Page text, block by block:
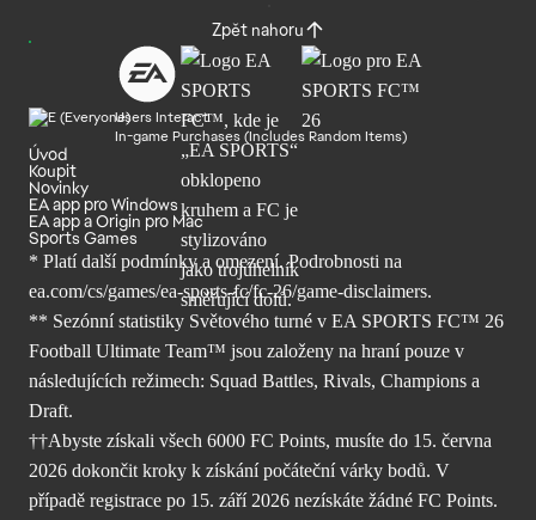
Zpět nahoru
Users Interact
In-game Purchases (Includes Random Items)
Úvod
Koupit
Novinky
EA app pro Windows
EA app a Origin pro Mac
Sports Games
* Platí další podmínky a omezení. Podrobnosti na
ea.com/cs/games/ea-sports-fc/fc-26/game-disclaimers.
** Sezónní statistiky Světového turné v EA SPORTS FC™ 26
Football Ultimate Team™ jsou založeny na hraní pouze v
následujících režimech: Squad Battles, Rivals, Champions a
Draft.
††Abyste získali všech 6000 FC Points, musíte do 15. června
2026 dokončit kroky k získání počáteční várky bodů. V
případě registrace po 15. září 2026 nezískáte žádné FC Points.